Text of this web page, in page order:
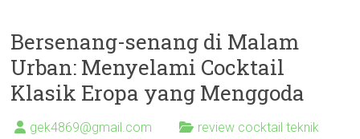
Bersenang-senang di Malam
Urban: Menyelami Cocktail
Klasik Eropa yang Menggoda
gek4869@gmail.com review cocktail teknik